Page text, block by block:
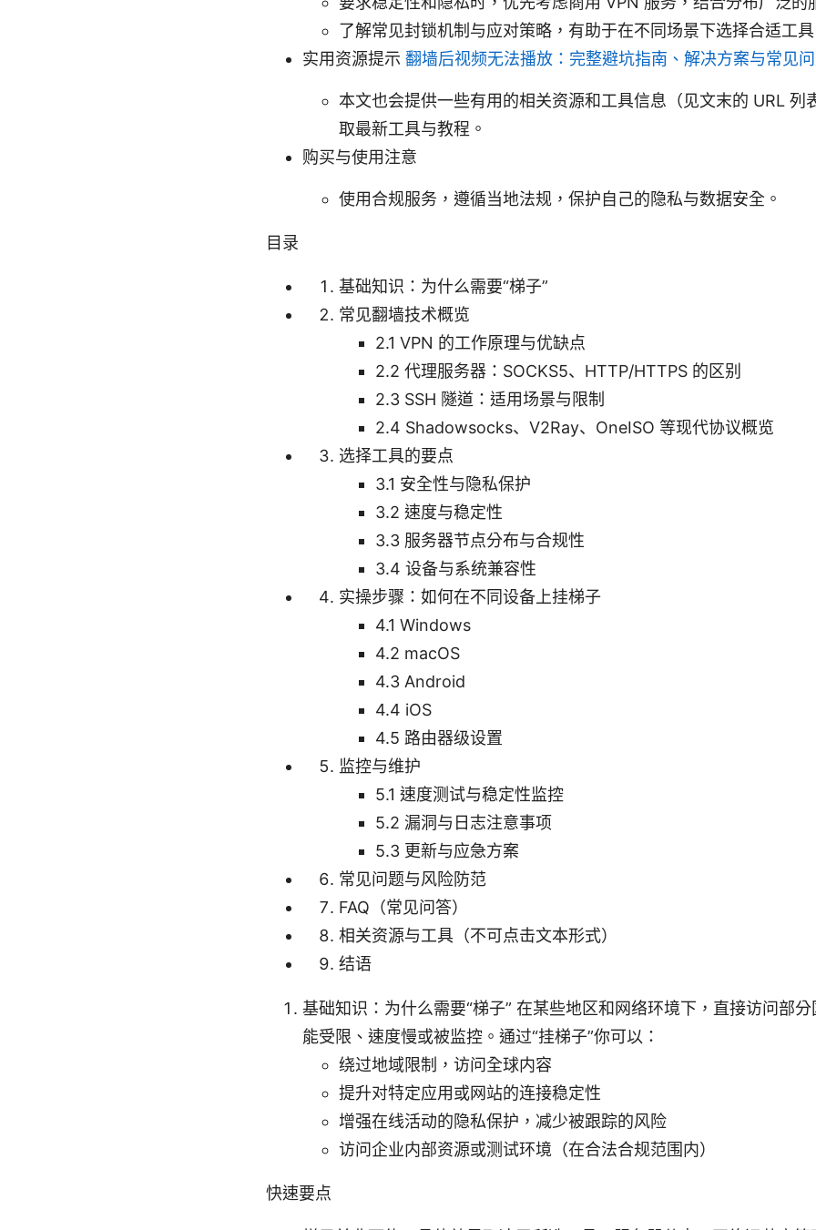
了解常见封锁机制与应对策略，有助于在不同场景下选择合适工具
实用资源提示 翻墙后视频无法播放：完整避坑指南、解决方案与常见
本文也会提供一些有用的相关资源和工具信息（见文末的 URL 列
取最新工具与教程。
购买与使用注意
使用合规服务，遵循当地法规，保护自己的隐私与数据安全。
目录
基础知识：为什么需要“梯子”
常见翻墙技术概览
2.1 VPN 的工作原理与优缺点
2.2 代理服务器：SOCKS5、HTTP/HTTPS 的区别
2.3 SSH 隧道：适用场景与限制
2.4 Shadowsocks、V2Ray、OneISO 等现代协议概览
选择工具的要点
3.1 安全性与隐私保护
3.2 速度与稳定性
3.3 服务器节点分布与合规性
3.4 设备与系统兼容性
实操步骤：如何在不同设备上挂梯子
4.1 Windows
4.2 macOS
4.3 Android
4.4 iOS
4.5 路由器级设置
监控与维护
5.1 速度测试与稳定性监控
5.2 漏洞与日志注意事项
5.3 更新与应急方案
常见问题与风险防范
FAQ（常见问答）
相关资源与工具（不可点击文本形式）
结语
基础知识：为什么需要“梯子” 在某些地区和网络环境下，直接访问部
能受限、速度慢或被监控。通过“挂梯子”你可以：
绕过地域限制，访问全球内容
提升对特定应用或网站的连接稳定性
增强在线活动的隐私保护，减少被跟踪的风险
访问企业内部资源或测试环境（在合法合规范围内）
快速要点